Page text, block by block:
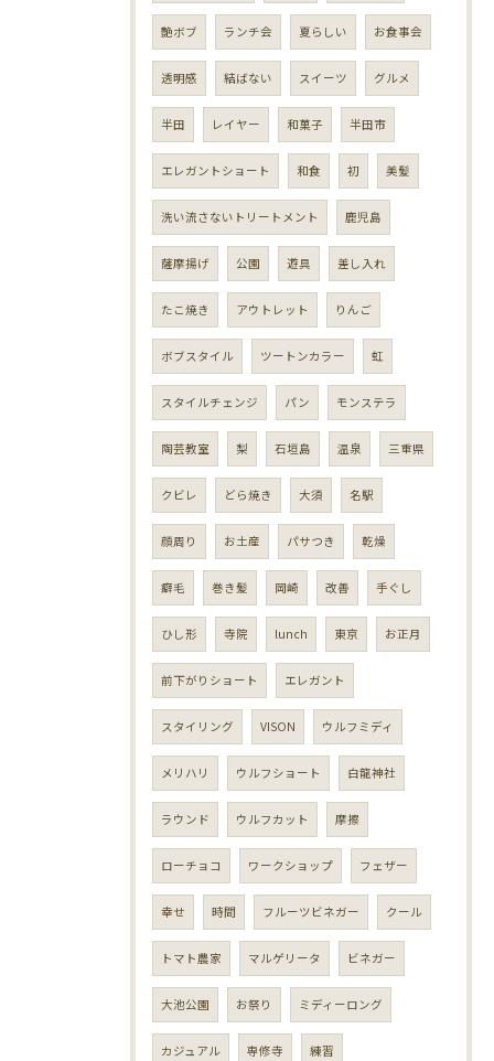
艶ボブ ランチ会 夏らしい お食事会
透明感 結ばない スイーツ グルメ
半田 レイヤー 和菓子 半田市
エレガントショート 和食 初 美髪
洗い流さないトリートメント 鹿児島
薩摩揚げ 公園 遊具 差し入れ
たこ焼き アウトレット りんご
ボブスタイル ツートンカラー 虹
スタイルチェンジ パン モンステラ
陶芸教室 梨 石垣島 温泉 三重県
クビレ どら焼き 大須 名駅
顔周り お土産 パサつき 乾燥
癖毛 巻き髪 岡崎 改善 手ぐし
ひし形 寺院 lunch 東京 お正月
前下がりショート エレガント
スタイリング VISON ウルフミディ
メリハリ ウルフショート 白龍神社
ラウンド ウルフカット 摩擦
ローチョコ ワークショップ フェザー
幸せ 時間 フルーツビネガー クール
トマト農家 マルゲリータ ビネガー
大池公園 お祭り ミディーロング
カジュアル 専修寺 練習